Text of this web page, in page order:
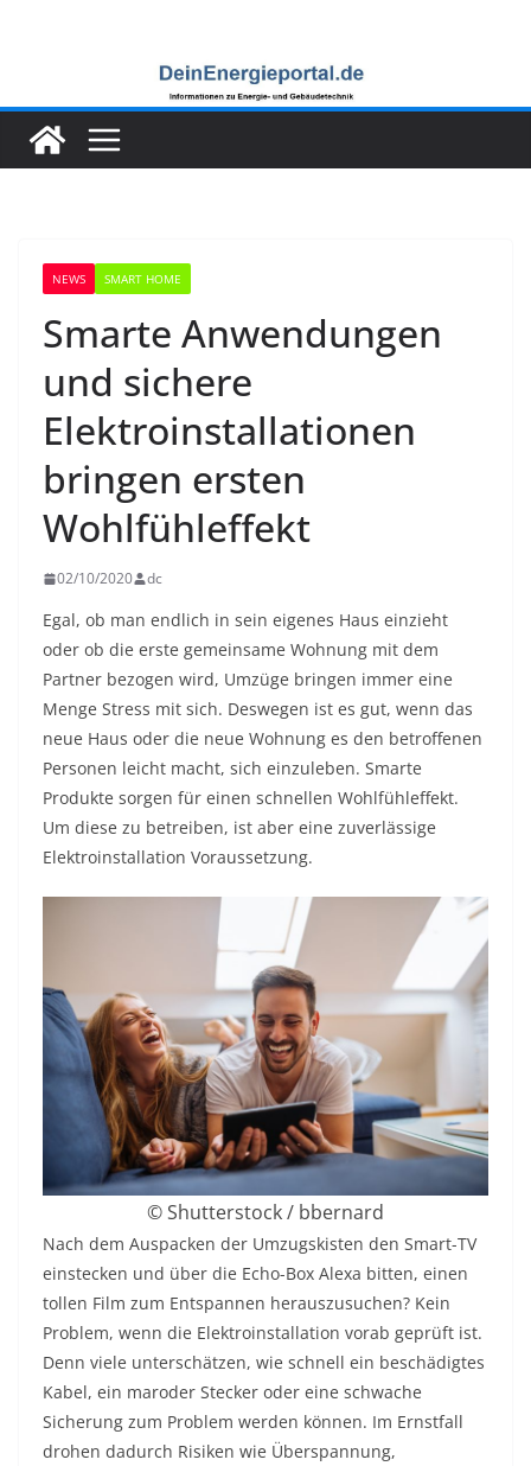
NEWS SMART HOME
Smarte Anwendungen
und sichere
Elektroinstallationen
bringen ersten
Wohlfühleffekt
02/10/2020 dc
Egal, ob man endlich in sein eigenes Haus einzieht
oder ob die erste gemeinsame Wohnung mit dem
Partner bezogen wird, Umzüge bringen immer eine
Menge Stress mit sich. Deswegen ist es gut, wenn das
neue Haus oder die neue Wohnung es den betroffenen
Personen leicht macht, sich einzuleben. Smarte
Produkte sorgen für einen schnellen Wohlfühleffekt.
Um diese zu betreiben, ist aber eine zuverlässige
Elektroinstallation Voraussetzung.
© Shutterstock / bbernard
Nach dem Auspacken der Umzugskisten den Smart-TV
einstecken und über die Echo-Box Alexa bitten, einen
tollen Film zum Entspannen herauszusuchen? Kein
Problem, wenn die Elektroinstallation vorab geprüft ist.
Denn viele unterschätzen, wie schnell ein beschädigtes
Kabel, ein maroder Stecker oder eine schwache
Sicherung zum Problem werden können. Im Ernstfall
drohen dadurch Risiken wie Überspannung,